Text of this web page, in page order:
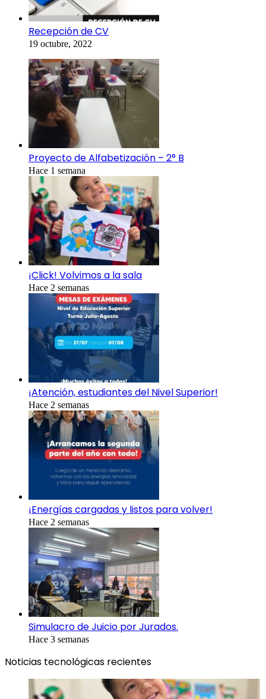
Recepción de CV
19 octubre, 2022
Proyecto de Alfabetización – 2° B
Hace 1 semana
¡Click! Volvimos a la sala
Hace 2 semanas
¡Atención, estudiantes del Nivel Superior!
Hace 2 semanas
¡Energías cargadas y listos para volver!
Hace 2 semanas
Simulacro de Juicio por Jurados.
Hace 3 semanas
Noticias tecnológicas recientes